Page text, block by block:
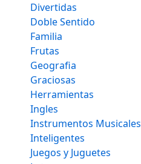
Divertidas
Doble Sentido
Familia
Frutas
Geografia
Graciosas
Herramientas
Ingles
Instrumentos Musicales
Inteligentes
Juegos y Juguetes